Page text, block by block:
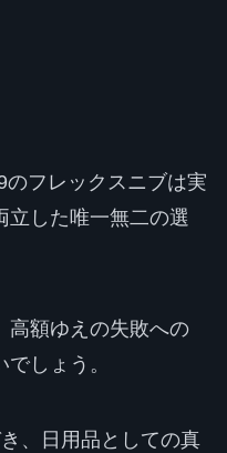
フレックスニブは実
立した唯一無二の選
高額ゆえの失敗への
しょう。
、日用品としての真